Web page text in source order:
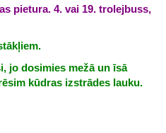
pietura. 4. vai 19. trolejbuss,
jo dosimies mežā un īsā
kūdras izstrādes lauku.